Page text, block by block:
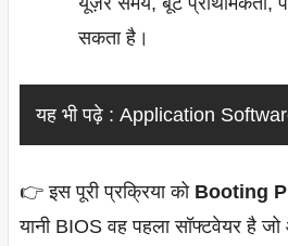
सकता है।
यह भी पढ़े : Application
👉 इस पूरी प्रक्रिया को Booting
यानी BIOS वह पहला सॉफ्टवेयर है